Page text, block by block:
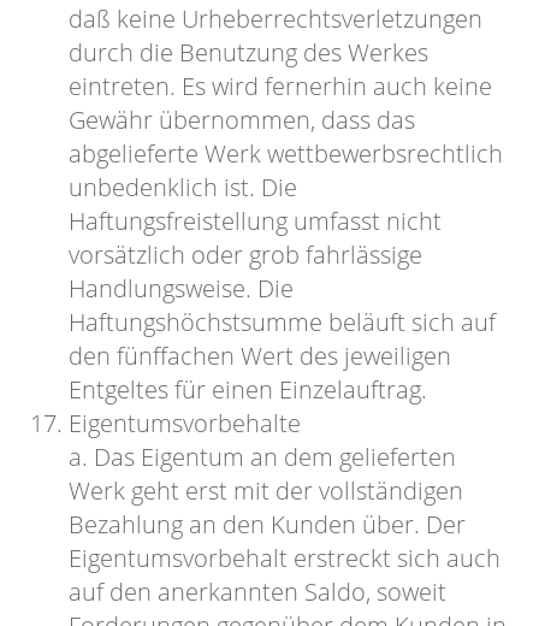
daß keine Urheberrechtsverletzungen
durch die Benutzung des Werkes
eintreten. Es wird fernerhin auch keine
Gewähr übernommen, dass das
abgelieferte Werk wettbewerbsrechtlich
unbedenklich ist. Die
Haftungsfreistellung umfasst nicht
vorsätzlich oder grob fahrlässige
Handlungsweise. Die
Haftungshöchstsumme beläuft sich auf
den fünffachen Wert des jeweiligen
Entgeltes für einen Einzelauftrag.
Eigentumsvorbehalte
a. Das Eigentum an dem gelieferten
Werk geht erst mit der vollständigen
Bezahlung an den Kunden über. Der
Eigentumsvorbehalt erstreckt sich auch
auf den anerkannten Saldo, soweit